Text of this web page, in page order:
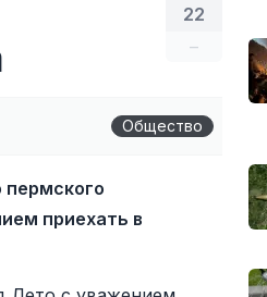
22
–
Общество
приехать в